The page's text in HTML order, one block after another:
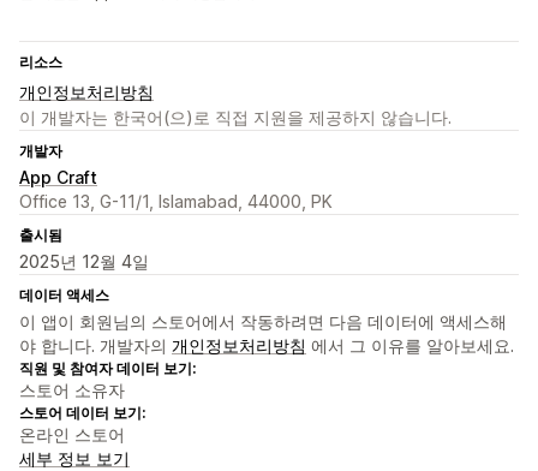
리소스
개인정보처리방침
이 개발자는 한국어(으)로 직접 지원을 제공하지 않습니다.
개발자
App Craft
Office 13, G-11/1, Islamabad, 44000, PK
출시됨
2025년 12월 4일
데이터 액세스
이 앱이 회원님의 스토어에서 작동하려면 다음 데이터에 액세스해
야 합니다. 개발자의 개인정보처리방침 에서 그 이유를 알아보세요.
직원 및 참여자 데이터 보기:
스토어 소유자
스토어 데이터 보기:
온라인 스토어
세부 정보 보기